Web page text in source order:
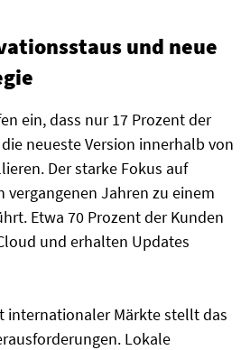
und neue
ein, dass nur 17 Prozent der
neueste Version innerhalb von
Der starke Fokus auf
vergangenen Jahren zu einem
Etwa 70 Prozent der Kunden
und erhalten Updates
internationaler Märkte stellt das
Lokale